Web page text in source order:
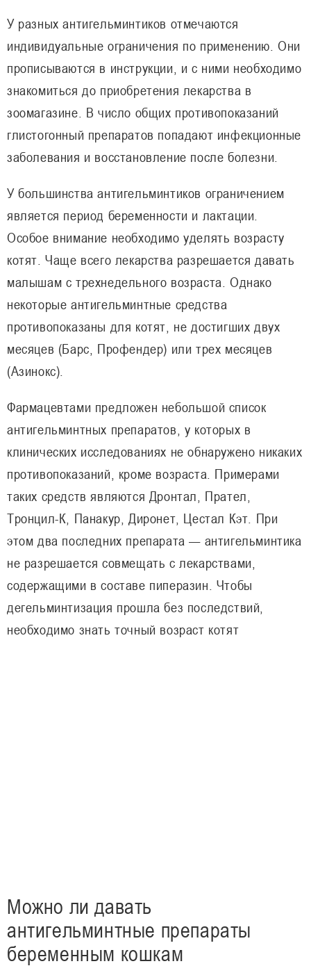
У разных антигельминтиков отмечаются
индивидуальные ограничения по применению. Они
прописываются в инструкции, и с ними необходимо
знакомиться до приобретения лекарства в
зоомагазине. В число общих противопоказаний
глистогонный препаратов попадают инфекционные
заболевания и восстановление после болезни.
У большинства антигельминтиков ограничением
является период беременности и лактации.
Особое внимание необходимо уделять возрасту
котят. Чаще всего лекарства разрешается давать
малышам с трехнедельного возраста. Однако
некоторые антигельминтные средства
противопоказаны для котят, не достигших двух
месяцев (Барс, Профендер) или трех месяцев
(Азинокс).
Фармацевтами предложен небольшой список
антигельминтных препаратов, у которых в
клинических исследованиях не обнаружено никаких
противопоказаний, кроме возраста. Примерами
таких средств являются Дронтал, Прател,
Тронцил-К, Панакур, Диронет, Цестал Кэт. При
этом два последних препарата — антигельминтика
не разрешается совмещать с лекарствами,
содержащими в составе пиперазин. Чтобы
дегельминтизация прошла без последствий,
необходимо знать точный возраст котят
Можно ли давать
антигельминтные препараты
беременным кошкам